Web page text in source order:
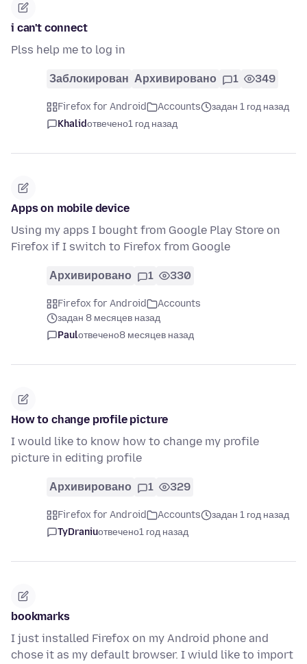
i can't connect
Plss help me to log in
Заблокирован Архивировано 1 349
Firefox for Android Accounts
задан 1 год назад
Khalidотвечено1 год назад
Apps on mobile device
Using my apps I bought from Google Play Store on
Firefox if I switch to Firefox from Google
Архивировано 1 330
Firefox for Android
Accounts
задан 8 месяцев назад
Paulотвечено8 месяцев назад
How to change profile picture
I would like to know how to change my profile
picture in editing profile
Архивировано 1 329
Firefox for Android Accounts
задан 1 год назад
TyDraniuотвечено1 год назад
bookmarks
I just installed Firefox on my Android phone and
chose it as my default browser. I wiuld like to import